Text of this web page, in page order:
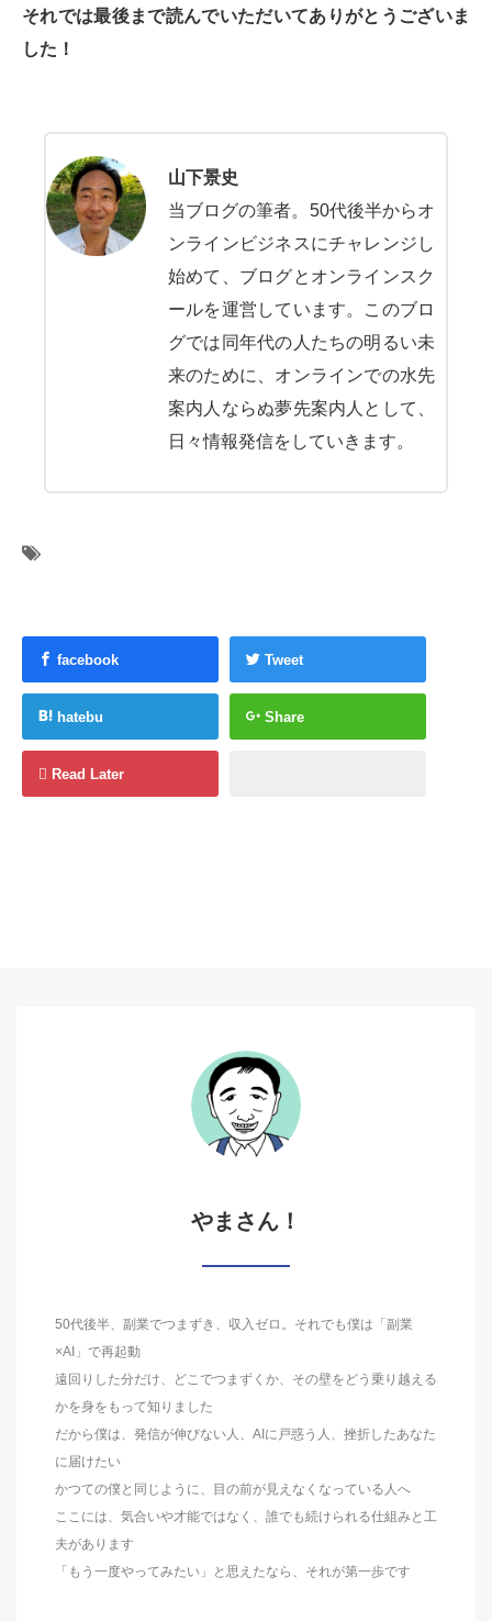
それでは最後まで読んでいただいてありがとうございま
した！
山下景史
当ブログの筆者。50代後半からオ
ンラインビジネスにチャレンジし
始めて、ブログとオンラインスク
ールを運営しています。このブロ
グでは同年代の人たちの明るい未
来のために、オンラインでの水先
案内人ならぬ夢先案内人として、
日々情報発信をしていきます。
facebook Tweet
hatebu Share
Read Later
やまさん！
50代後半、副業でつまずき、収入ゼロ。それでも僕は「副業
×AI」で再起動
遠回りした分だけ、どこでつまずくか、その壁をどう乗り越える
かを身をもって知りました
だから僕は、発信が伸びない人、AIに戸惑う人、挫折したあなた
に届けたい
かつての僕と同じように、目の前が見えなくなっている人へ
ここには、気合いや才能ではなく、誰でも続けられる仕組みと工
夫があります
「もう一度やってみたい」と思えたなら、それが第一歩です